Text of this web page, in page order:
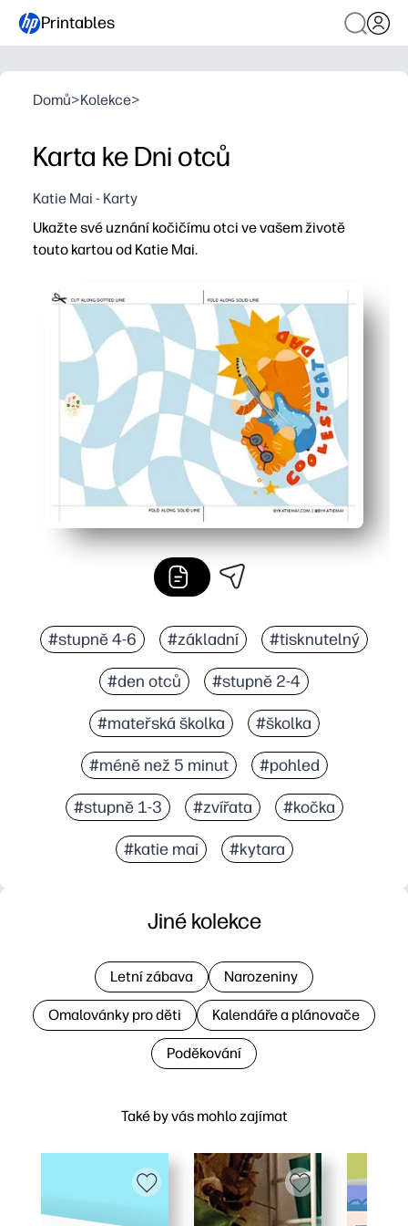
Printables
Domů>Kolekce>
Karta ke Dni otců
Katie Mai - Karty
Ukažte své uznání kočičímu otci ve vašem životě
touto kartou od Katie Mai.
#stupně 4-6 #základní #tisknutelný
#den otců #stupně 2-4
#mateřská školka #školka
#méně než 5 minut #pohled
#stupně 1-3 #zvířata #kočka
#katie mai #kytara
Také by vás mohlo zajímat
Jiné kolekce
Letní zábava Narozeniny
Omalovánky pro děti Kalendáře a plánovače
Poděkování